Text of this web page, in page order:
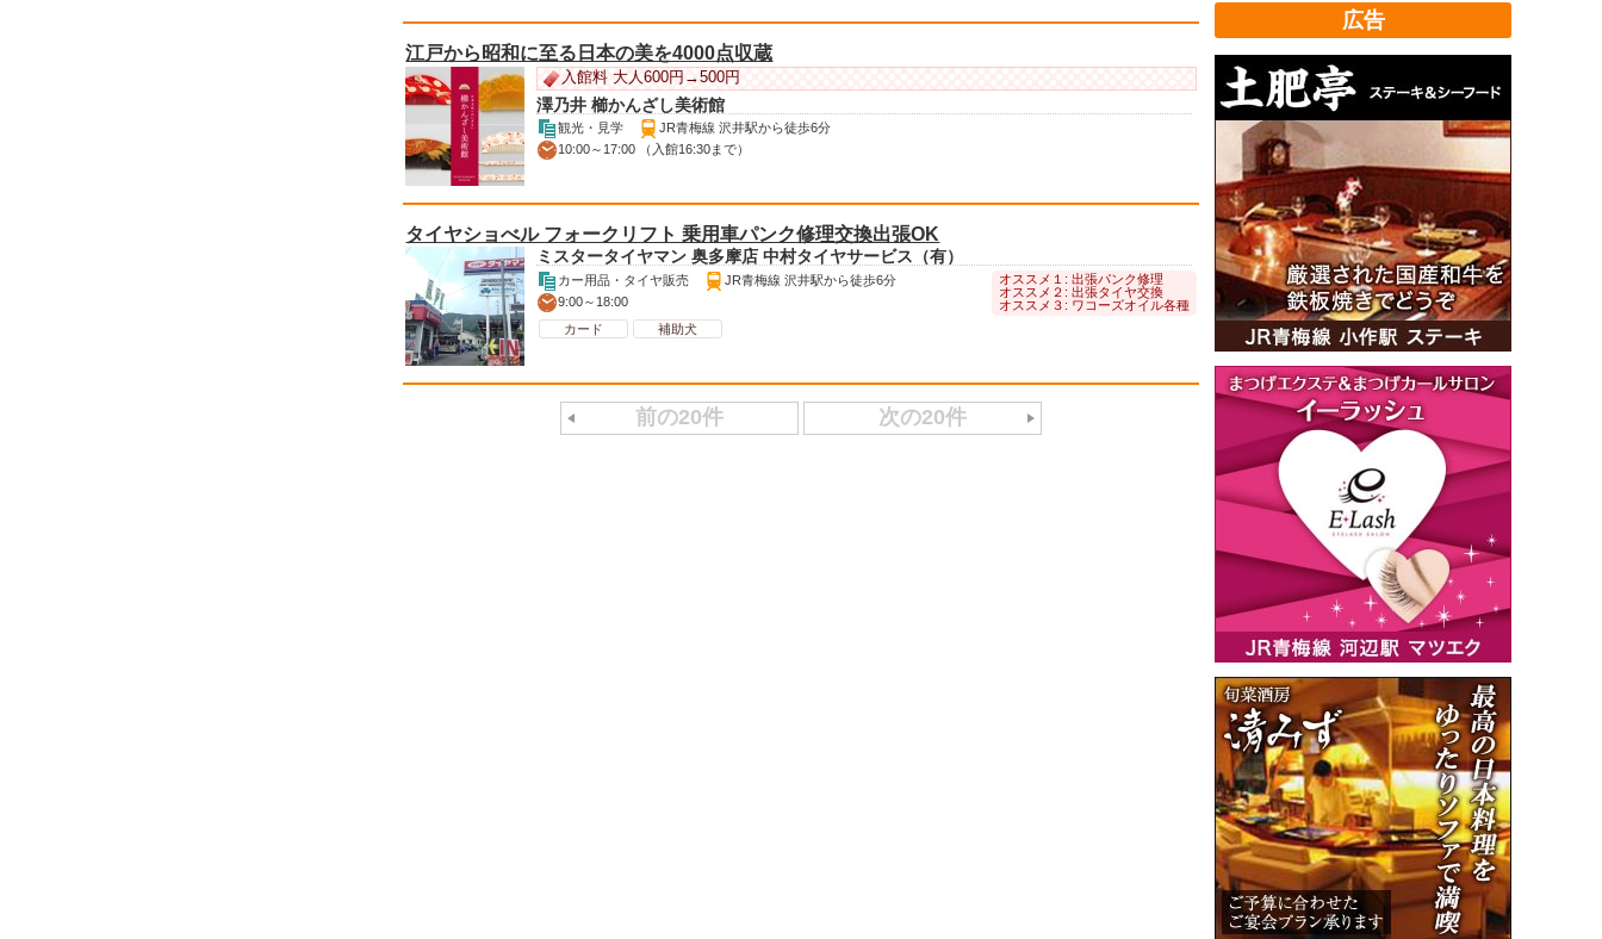
江戸から昭和に至る日本の美を4000点収蔵
入館料 大人600円→500円
澤乃井 櫛かんざし美術館
観光・見学
JR青梅線 沢井駅から徒歩6分
10:00～17:00 （入館16:30まで）
タイヤショべル フォークリフト 乗用車パンク修理交換出張OK
ミスタータイヤマン 奥多摩店 中村タイヤサービス（有）
オススメ１: 出張パンク修理
オススメ２: 出張タイヤ交換
オススメ３: ワコーズオイル各種
カー用品・タイヤ販売
JR青梅線 沢井駅から徒歩6分
9:00～18:00
カード
補助犬
前の20件 次の20件
広告